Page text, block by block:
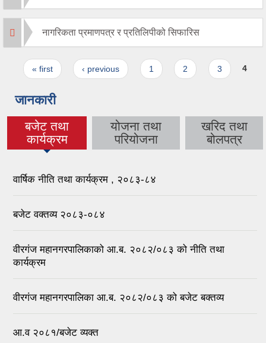
नागरिकता प्रमाणपत्र र प्रतिलिपीको सिफारिस
Pages
« first ‹ previous 1 2 3 4
जानकारी
बजेट तथा
कार्यक्रम
(active tab)
योजना तथा
परियोजना
खरिद तथा
बोलपत्र
वार्षिक नीति तथा कार्यक्रम , २०८३-८४
बजेट वक्तव्य २०८३-०८४
वीरगंज महानगरपालिकाको आ.ब. २०८२/०८३ को नीति तथा
कार्यक्रम
वीरगंज महानगरपालिका आ.ब. २०८२/०८३ को बजेट बक्तव्य
आ.व २०८१/बजेट व्यक्त